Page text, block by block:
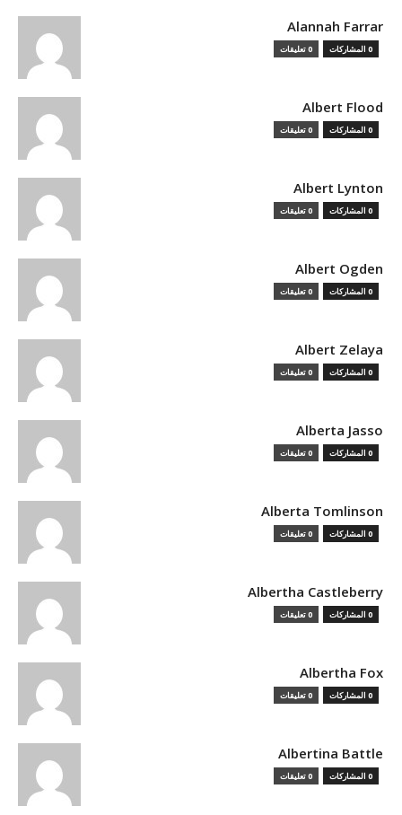
Alannah Farrar
0 المشاركات 0 تعليقات
Albert Flood
0 المشاركات 0 تعليقات
Albert Lynton
0 المشاركات 0 تعليقات
Albert Ogden
0 المشاركات 0 تعليقات
Albert Zelaya
0 المشاركات 0 تعليقات
Alberta Jasso
0 المشاركات 0 تعليقات
Alberta Tomlinson
0 المشاركات 0 تعليقات
Albertha Castleberry
0 المشاركات 0 تعليقات
Albertha Fox
0 المشاركات 0 تعليقات
Albertina Battle
0 المشاركات 0 تعليقات